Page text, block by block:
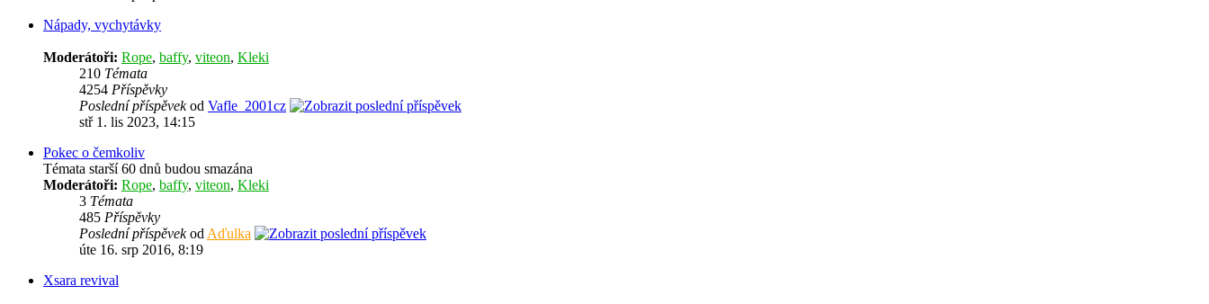
Nápady, vychytávky
Moderátoři: Rope, baffy, viteon, Kleki
210 Témata
4254 Příspěvky
Poslední příspěvekod Vafle_2001cz
stř 1. lis 2023, 14:15
Pokec o čemkoliv
Témata starší 60 dnů budou smazána
Moderátoři: Rope, baffy, viteon, Kleki
3 Témata
485 Příspěvky
Poslední příspěvekod Aďulka
úte 16. srp 2016, 8:19
Xsara revival